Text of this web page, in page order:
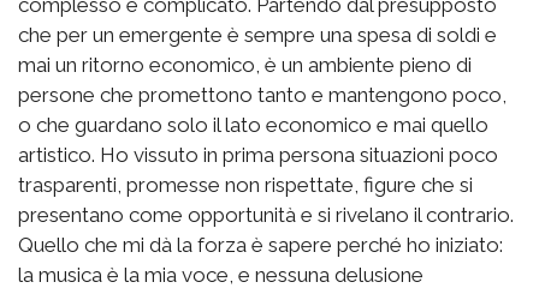
che per un emergente è sempre una spesa di soldi e
mai un ritorno economico, è un ambiente pieno di
persone che promettono tanto e mantengono poco,
o che guardano solo il lato economico e mai quello
artistico. Ho vissuto in prima persona situazioni poco
trasparenti, promesse non rispettate, figure che si
presentano come opportunità e si rivelano il contrario.
Quello che mi dà la forza è sapere perché ho iniziato:
la musica è la mia voce, e nessuna delusione